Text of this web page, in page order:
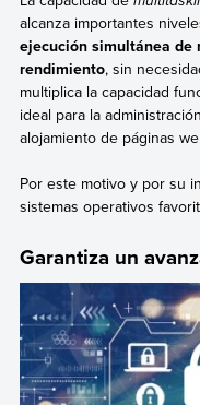
alcanza importantes
ejecución simultánea de
rendimiento, sin
multiplica la capacidad
ideal para la
alojamiento de páginas
Por este motivo y por su
sistemas operativos
Garantiza un